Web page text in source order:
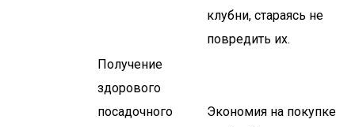
клубни, стараясь не
повредить их.
Получение
здорового
посадочного
Экономия на покупке